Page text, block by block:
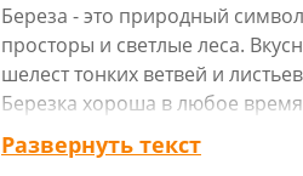
Береза - это природный
просторы и светлые леса.
шелест тонких ветвей и
Березка хороша в любое
«Березки» постаралась
Чайные пары и кружки
Развернуть текст